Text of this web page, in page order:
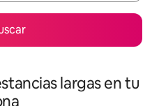
largas en tu